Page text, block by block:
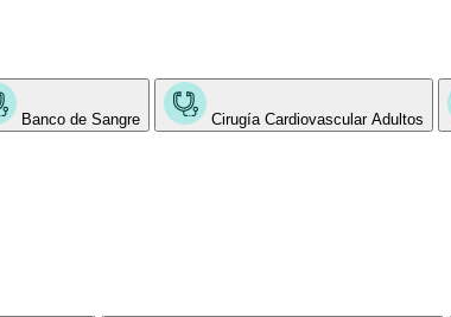
Banco de Sangre Cirugía Cardiovascular Adultos